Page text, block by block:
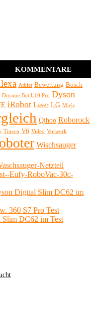
KOMMENTARE
Athlet Bewertung Bosch
Dreame Bot L10 Pro Dyson
iRobot Laser LG Miele
Qihoo Roborock
Tineco V6 Video Vorwerk
Wischsauger
Netzteil
Eufy-RoboVac-30c-
Digital Slim DC62 im
360 S7 Pro Test
DC62 im Test